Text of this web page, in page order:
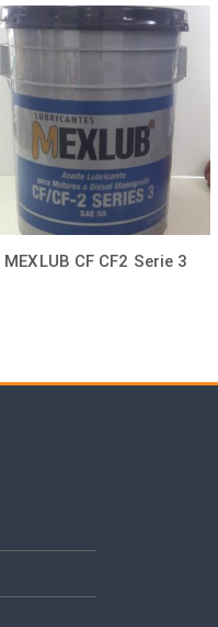
MEXLUB CF CF2 Serie 3